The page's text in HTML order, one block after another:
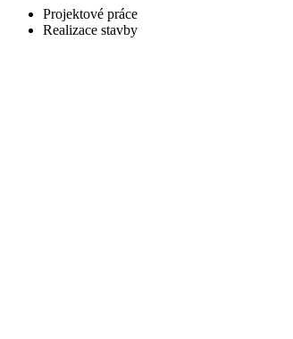
Projektové práce
Realizace stavby